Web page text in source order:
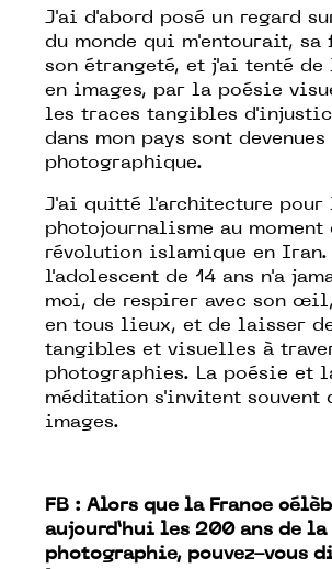
J'ai d'abord posé un regard
du monde qui m'entourait,
son étrangeté, et j'ai tenté
en images, par la poésie
les traces tangibles
dans mon pays sont devenues
photographique.
J'ai quitté l'architecture pour
photojournalisme au moment
révolution islamique en Iran.
l'adolescent de 14 ans n'a
moi, de respirer avec son
en tous lieux, et de laisser
tangibles et visuelles à
photographies. La poésie et
méditation s'invitent souvent
images.
FB : Alors que la France
aujourd’hui les 200 ans de la
photographie, pouvez-vous